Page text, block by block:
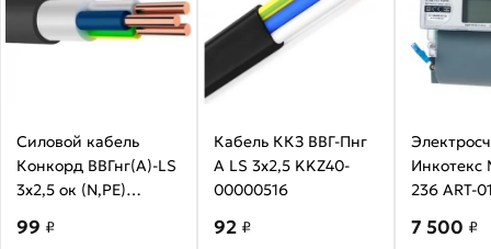
Силовой кабель
Конкорд ВВГнг(А)-LS
3х2,5 ок (N,PE)
ГОСТ 31996-2012
99 ₽
Кабель ККЗ ВВГ-Пнг
А LS 3x2,5 KKZ40-
00000516
92 ₽
236 ART-
7 500 ₽